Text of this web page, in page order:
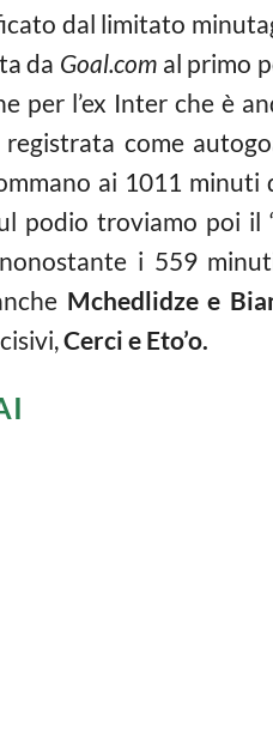
dal limitato
da Goal.comal primo
per l’ex Inter che è
come
ai 1011 minuti
podio troviamo poi il
i 559
Mchedlidze e
Cerci e Eto’o.